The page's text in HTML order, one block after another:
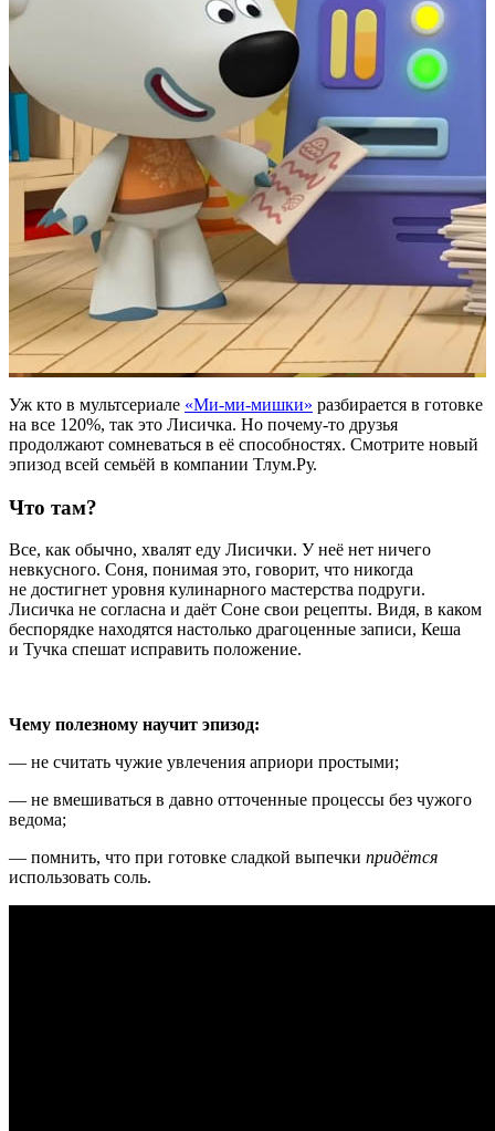
Уж кто в мультсериале «Ми-ми-мишки» разбирается в готовке
на все 120%, так это Лисичка. Но почему-то друзья
продолжают сомневаться в её способностях. Смотрите новый
эпизод всей семьёй в компании Тлум.Ру.
Что там?
Все, как обычно, хвалят еду Лисички. У неё нет ничего
невкусного. Соня, понимая это, говорит, что никогда
не достигнет уровня кулинарного мастерства подруги.
Лисичка не согласна и даёт Соне свои рецепты. Видя, в каком
беспорядке находятся настолько драгоценные записи, Кеша
и Тучка спешат исправить положение.
Чему полезному научит эпизод:
— не считать чужие увлечения априори простыми;
— не вмешиваться в давно отточенные процессы без чужого
ведома;
— помнить, что при готовке сладкой выпечки придётся
использовать соль.